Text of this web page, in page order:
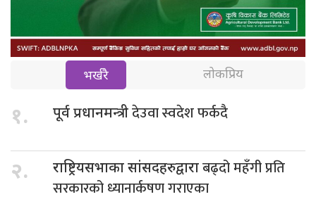
भर्खरै लोकप्रिय
१. पूर्व प्रधानमन्त्रीदेउवा स्वदेश फर्कदै
२. राष्ट्रियसभाका सांसदहरुद्वाराबढ्दो महँगी प्रति
सरकारको ध्यानार्कषण गराएका